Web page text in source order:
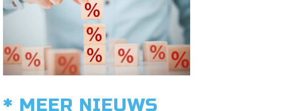
* MEER NIEUWS